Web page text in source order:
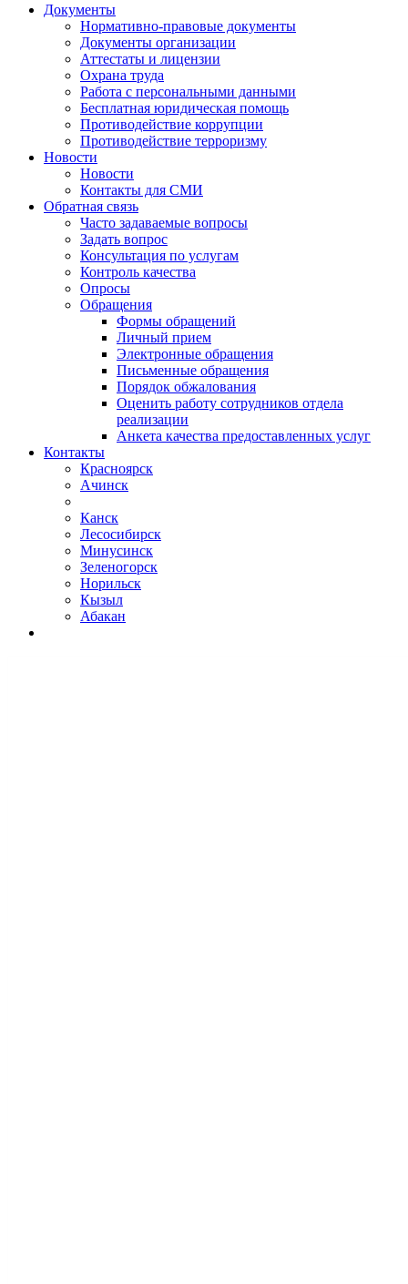
Документы
Нормативно-правовые документы
Документы организации
Аттестаты и лицензии
Охрана труда
Работа с персональными данными
Бесплатная юридическая помощь
Противодействие коррупции
Противодействие терроризму
Новости
Новости
Контакты для СМИ
Обратная связь
Часто задаваемые вопросы
Задать вопрос
Консультация по услугам
Контроль качества
Опросы
Обращения
Формы обращений
Личный прием
Электронные обращения
Письменные обращения
Порядок обжалования
Оценить работу сотрудников отдела
реализации
Анкета качества предоставленных услуг
Контакты
Красноярск
Ачинск
Канск
Лесосибирск
Минусинск
Зеленогорск
Норильск
Кызыл
Абакан